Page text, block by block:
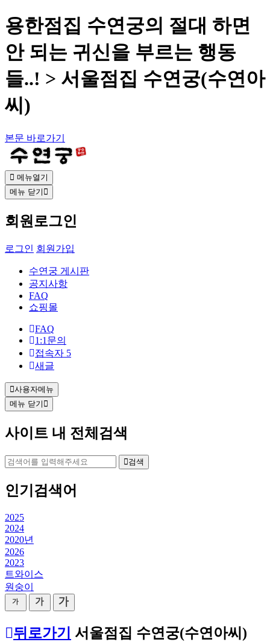
용한점집 수연궁의 절대 하면
안 되는 귀신을 부르는 행동
들..! > 서울점집 수연궁(수연아
씨)
본문 바로가기
메뉴열기
메뉴 닫기
회원로그인
로그인 회원가입
수연궁 게시판
공지사항
FAQ
쇼핑몰
FAQ
1:1문의
접속자 5
새글
사용자메뉴
메뉴 닫기
사이트 내 전체검색
검색
인기검색어
2025
2024
2020년
2026
2023
트와이스
원숭이
뒤로가기 서울점집 수연궁(수연아씨)